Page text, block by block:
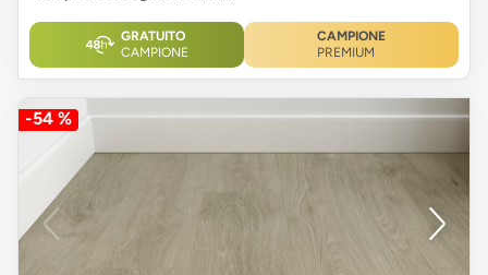
GRATUITO
CAMPIONE
CAMPIONE
PREMIUM
-54 %